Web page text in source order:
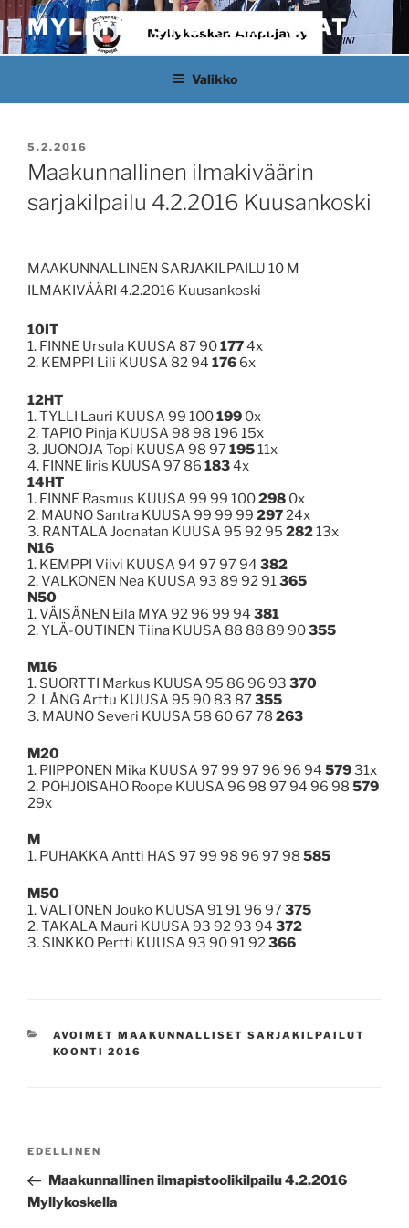
Siirry
sisältöönMYLLYKOSKEN AMPUJAT
Valikko
JULKAISTU
5.2.2016
Maakunnallinen ilmakiväärin
sarjakilpailu 4.2.2016 Kuusankoski
MAAKUNNALLINEN SARJAKILPAILU 10 M
ILMAKIVÄÄRI 4.2.2016 Kuusankoski
10IT
1. FINNE Ursula KUUSA 87 901774x
2. KEMPPI Lili KUUSA 82 94 176 6x
12HT
1. TYLLI Lauri KUUSA 99 100199 0x
2. TAPIO Pinja KUUSA 98 98 196 15x
3. JUONOJA Topi KUUSA 98 9719511x
4. FINNE Iiris KUUSA 97 86 1834x
14HT
1. FINNE Rasmus KUUSA 99 99 100298 0x
2. MAUNO Santra KUUSA 99 99 99 29724x
3. RANTALA Joonatan KUUSA 95 92 95 28213x
N16
1. KEMPPI Viivi KUUSA 94 97 97 94 382
2. VALKONEN Nea KUUSA 93 89 92 91365
N50
1. VÄISÄNEN Eila MYA 92 96 99 94 381
2. YLÄ-OUTINEN Tiina KUUSA 88 88 89 90355
M16
1. SUORTTI Markus KUUSA 95 86 96 93 370
2. LÅNG Arttu KUUSA 95 90 83 87355
3. MAUNO Severi KUUSA 58 60 67 78 263
M20
1. PIIPPONEN Mika KUUSA 97 99 97 96 96 94 57931x
2. POHJOISAHO Roope KUUSA 96 98 97 94 96 98 579
29x
M
1. PUHAKKA Antti HAS 97 99 98 96 97 98 585
M50
1. VALTONEN Jouko KUUSA 91 91 96 97375
2. TAKALA Mauri KUUSA 93 92 93 94 372
3. SINKKO Pertti KUUSA 93 90 91 92366
KATEGORIAT
AVOIMET MAAKUNNALLISET SARJAKILPAILUT
KOONTI 2016
Edellinen
artikkeli
EDELLINEN
Maakunnallinen ilmapistoolikilpailu 4.2.2016
Myllykoskella